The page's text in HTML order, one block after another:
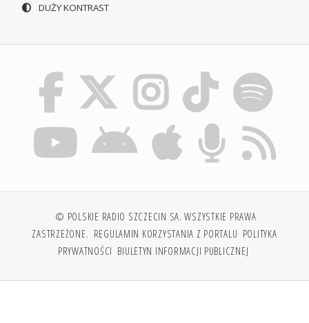
DUŻY KONTRAST
© POLSKIE RADIO SZCZECIN SA. WSZYSTKIE PRAWA
ZASTRZEŻONE. REGULAMIN KORZYSTANIA Z PORTALU POLITYKA
PRYWATNOŚCI BIULETYN INFORMACJI PUBLICZNEJ